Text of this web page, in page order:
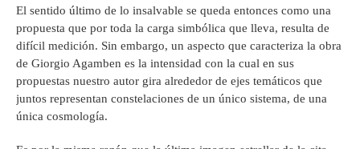
El sentido último de lo insalvable se queda entonces como una
propuesta que por toda la carga simbólica que lleva, resulta de
difícil medición. Sin embargo, un aspecto que caracteriza la obra
de Giorgio Agamben es la intensidad con la cual en sus
propuestas nuestro autor gira alrededor de ejes temáticos que
juntos representan constelaciones de un único sistema, de una
única cosmología.